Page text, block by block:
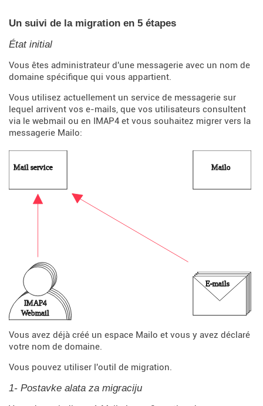
Un suivi de la migration en 5 étapes
État initial
Vous êtes administrateur d'une messagerie avec un nom de
domaine spécifique qui vous appartient.
Vous utilisez actuellement un service de messagerie sur
lequel arrivent vos e-mails, que vos utilisateurs consultent
via le webmail ou en IMAP4 et vous souhaitez migrer vers la
messagerie Mailo:
Vous avez déjà créé un espace Mailo et vous y avez déclaré
votre nom de domaine.
Vous pouvez utiliser l'outil de migration.
1- Postavke alata za migraciju